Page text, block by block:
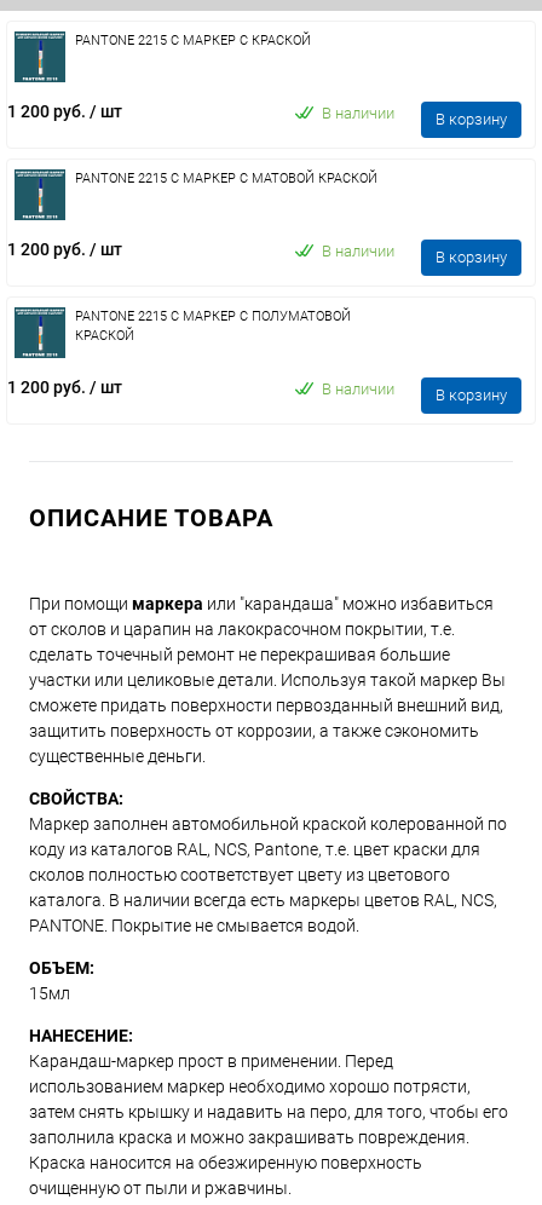
PANTONE 2215 C МАРКЕР С КРАСКОЙ
1 200 руб. / шт В наличии В корзину
PANTONE 2215 C МАРКЕР С МАТОВОЙ КРАСКОЙ
1 200 руб. / шт В наличии В корзину
PANTONE 2215 C МАРКЕР С ПОЛУМАТОВОЙ
КРАСКОЙ
1 200 руб. / шт В наличии В корзину
ОПИСАНИЕ ТОВАРА
При помощи маркера или "карандаша" можно избавиться
от сколов и царапин на лакокрасочном покрытии, т.е.
сделать точечный ремонт не перекрашивая большие
участки или целиковые детали. Используя такой маркер Вы
сможете придать поверхности первозданный внешний вид,
защитить поверхность от коррозии, а также сэкономить
существенные деньги.
СВОЙСТВА:
Маркер заполнен автомобильной краской колерованной по
коду из каталогов RAL, NCS, Pantone, т.е. цвет краски для
сколов полностью соответствует цвету из цветового
каталога. В наличии всегда есть маркеры цветов RAL, NCS,
PANTONE. Покрытие не смывается водой.
ОБЪЕМ:
15мл
НАНЕСЕНИЕ:
Карандаш-маркер прост в применении. Перед
использованием маркер необходимо хорошо потрясти,
затем снять крышку и надавить на перо, для того, чтобы его
заполнила краска и можно закрашивать повреждения.
Краска наносится на обезжиренную поверхность
очищенную от пыли и ржавчины.